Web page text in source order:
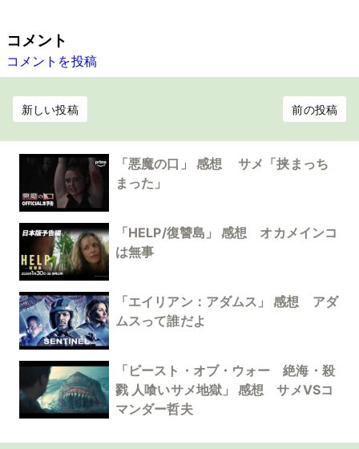
コメント
コメントを投稿
新しい投稿 前の投稿
「悪魔の口」 感想 サメ「挟まっち
まった」
「HELP/復讐島」 感想 オカメインコ
は無事
「エイリアン：アダムス」 感想 アダ
ムスって誰だよ
「ビースト・オブ・ウォー 絶海・殺
戮 人喰いサメ地獄」 感想 サメVSコ
マンダー哲夫